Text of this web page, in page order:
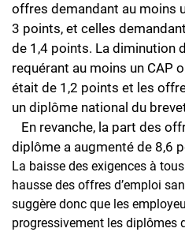
offres demandant au moins
3 points, et celles
de 1,4 points. La diminution
requérant au moins un CAP
était de 1,2 points et les
un diplôme national du
En revanche, la part des
diplôme a augmenté de 8,6
La baisse des exigences à
hausse des offres d’emploi
suggère donc que les
progressivement les diplômes